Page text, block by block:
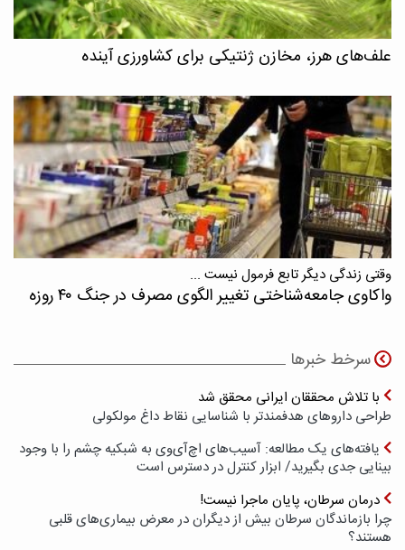
علف‌های هرز، مخازن ژنتیکی برای کشاورزی آینده
وقتی زندگی دیگر تابع فرمول نیست ...
واکاوی جامعه‌شناختی تغییر الگوی مصرف در جنگ ۴۰ روزه
سرخط خبرها
با تلاش محققان ایرانی محقق شد
طراحی داروهای هدفمندتر با شناسایی نقاط داغ مولکولی
یافته‌های یک مطالعه: آسیب‌های اچ‌آی‌وی به شبکیه چشم را با وجود
بینایی جدی بگیرید/ ابزار کنترل در دسترس است
درمان سرطان، پایان ماجرا نیست!
چرا بازماندگان سرطان بیش از دیگران در معرض بیماری‌های قلبی
هستند؟